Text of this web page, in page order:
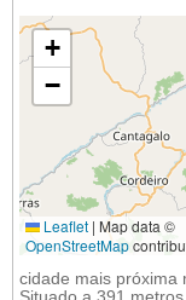
+
−
Leaflet | Map data ©
OpenStreetMap
cidade mais próxima